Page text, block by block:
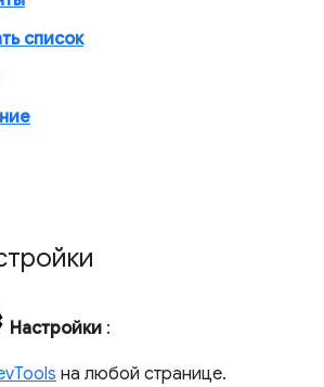
список
Настройки :
на любой странице.